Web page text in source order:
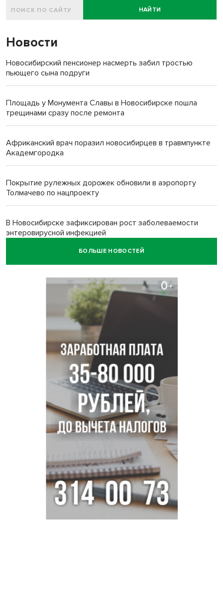
НАЙТИ
Новости
Новосибирский пенсионер насмерть забил тростью
пьющего сына подруги
Площадь у Монумента Славы в Новосибирске пошла
трещинами сразу после ремонта
Африканский врач поразил новосибирцев в травмпункте
Академгородка
Покрытие рулежных дорожек обновили в аэропорту
Толмачево по нацпроекту
В Новосибирске зафиксирован рост заболеваемости
энтеровирусной инфекцией
БОЛЬШЕ НОВОСТЕЙ